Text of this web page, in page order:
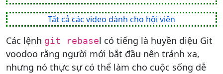
Tất cả các video dành cho hội viên
Các lệnh git rebasel có tiếng là huyền diệu Git
voodoo rằng người mới bắt đầu nên tránh xa,
nhưng nó thực sự có thể làm cho cuộc sống dễ